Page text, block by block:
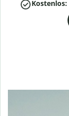
Kostenlos: